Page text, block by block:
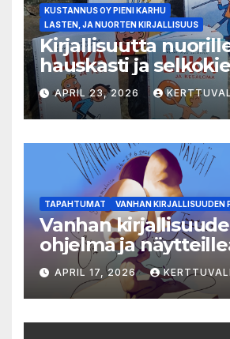
KUSTANNUS OY PIENI KARHU
LASTEN, JA NUORTEN KIRJALLISUUS
Kirjallisuutta
hauskasti ja
Luka-sarjasta viides
APRIL 23, 2026
TAPAHTUMAT VANHAN KIRJALLISUUDEN
Vanhan
ohjelma ja
julkistettu
APRIL 17, 2026 KERTTUVALI